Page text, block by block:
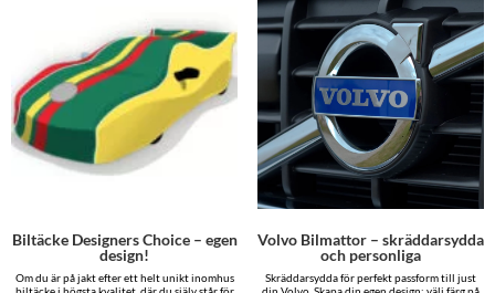
Biltäcke Designers Choice – egen
design!
Om du är på jakt efter ett helt unikt inomhus
Volvo Bilmattor – skräddarsydda
och personliga
Skräddarsydda för perfekt passform till just